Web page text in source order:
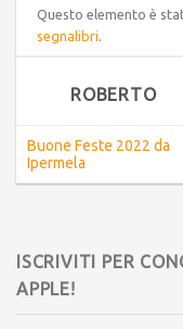
Questo elemento è
segnalibri.
ROBERTO
Buone Feste 2022 da
Ipermela
ISCRIVITI PER
APPLE!